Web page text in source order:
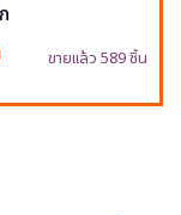
ขายแล้ว 589 ชิ้น